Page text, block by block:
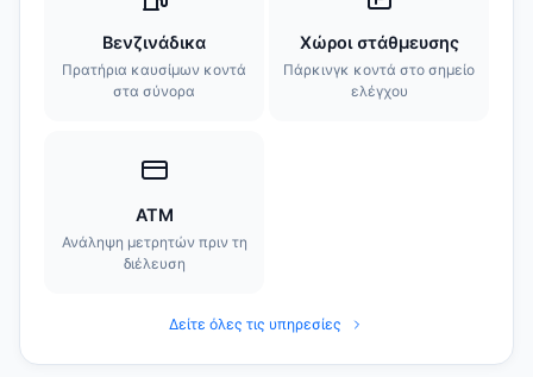
Βενζινάδικα
Πρατήρια καυσίμων κοντά
στα σύνορα
Χώροι στάθμευσης
Πάρκινγκ κοντά στο σημείο
ελέγχου
ATM
Ανάληψη μετρητών πριν τη
διέλευση
Δείτε όλες τις υπηρεσίες